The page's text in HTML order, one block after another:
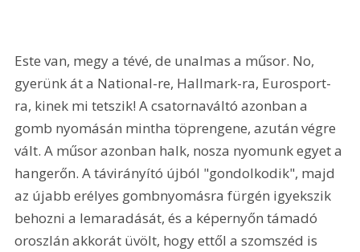
Este van, megy a tévé, de unalmas a műsor. No,
gyerünk át a National-re, Hallmark-ra, Eurosport-
ra, kinek mi tetszik! A csatornaváltó azonban a
gomb nyomásán mintha töprengene, azután végre
vált. A műsor azonban halk, nosza nyomunk egyet a
hangerőn. A távirányító újból "gondolkodik", majd
az újabb erélyes gombnyomásra fürgén igyekszik
behozni a lemaradását, és a képernyőn támadó
oroszlán akkorát üvölt, hogy ettől a szomszéd is